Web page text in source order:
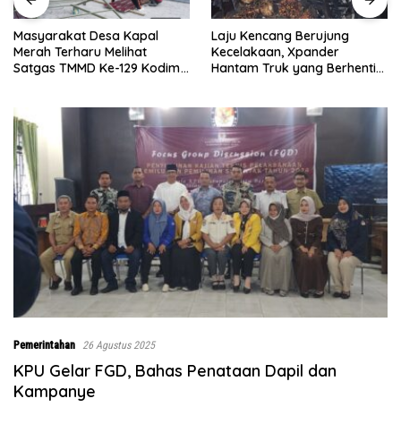
Laju Kencang Berujung
Kecelakaan, Xpander
Hantam Truk yang Berhenti
Kurang dari 1×24 Jam,
Lima Puluh Ringkus Pelaku
Curas
Pemerintahan 26 Agustus 2025
KPU Gelar FGD, Bahas Penataan Dapil dan
Kampanye